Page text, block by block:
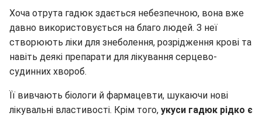
Хоча отрута гадюк здається небезпечною, вона вже
давно використовується на благо людей. З неї
створюють ліки для знеболення, розрідження крові та
навіть деякі препарати для лікування серцево-
судинних хвороб.
Її вивчають біологи й фармацевти, шукаючи нові
лікувальні властивості. Крім того, укуси гадюк рідко є